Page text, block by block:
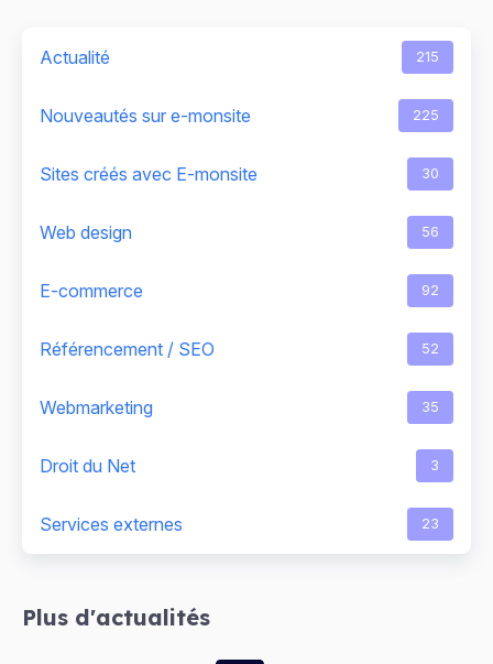
Actualité 215
Nouveautés sur e-monsite 225
Sites créés avec E-monsite 30
Web design 56
E-commerce 92
Référencement / SEO 52
Webmarketing 35
Droit du Net 3
Services externes 23
Plus d'actualités